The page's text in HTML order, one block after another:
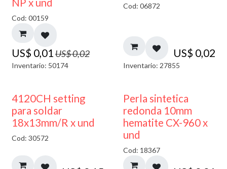
NP x und
Cod: 00159
US$ 0,01 US$0,02
Inventario: 50174
Cod: 06872
US$ 0,02
Inventario: 27855
4120CH setting
para soldar
18x13mm/R x und
Cod: 30572
Perla sintetica
redonda 10mm
hematite CX-960 x
und
Cod: 18367